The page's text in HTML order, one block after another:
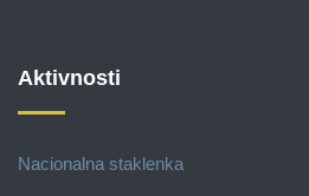
Aktivnosti
Nacionalna staklenka